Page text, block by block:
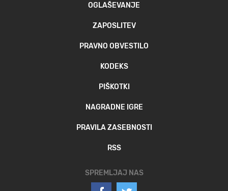
OGLAŠEVANJE
ZAPOSLITEV
PRAVNO OBVESTILO
KODEKS
PIŠKOTKI
NAGRADNE IGRE
PRAVILA ZASEBNOSTI
RSS
SPREMLJAJ NAS